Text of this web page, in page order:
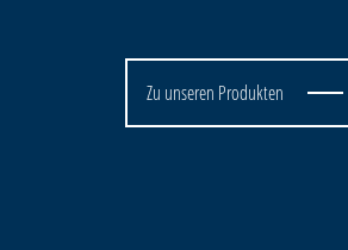
Zu unseren Produkten